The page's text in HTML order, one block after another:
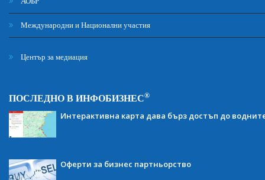
Международни и Национални участия
Център за медиация
ПОСЛЕДНО В ИНФОБИЗНЕС®
Интерактивна карта дава бърз достъп до
Оферти за бизнес партньорство